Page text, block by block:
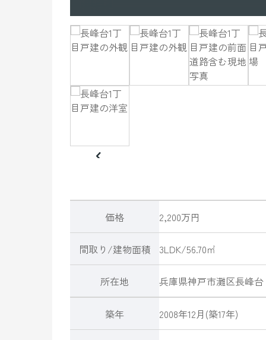
価格 2,200万円
間取り/建物面積 3LDK/56.70㎡
所在地 兵庫県神戸市灘区長峰台
築年 2008年12月(築17年)